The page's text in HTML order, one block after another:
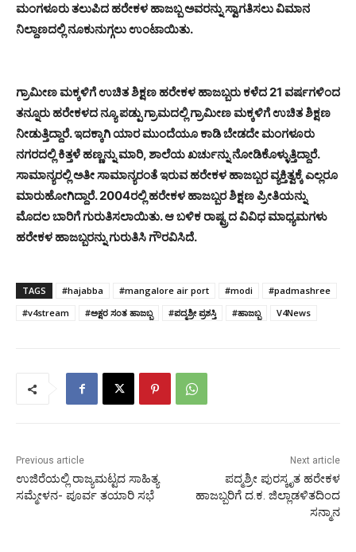
ಮಂಗಳೂರು ತಲುಪಿದ ಹರೇಕಳ ಹಾಜಬ್ಬ ಅವರನ್ನು ಸ್ವಾಗತಿಸಲು ವಿಮಾನ
ನಿಲ್ದಾಣದಲ್ಲಿ ನೂಕುನುಗ್ಗಲು ಉಂಟಾಯಿತು.
ಗ್ರಾಮೀಣ ಮಕ್ಕಳಿಗೆ ಉಚಿತ ಶಿಕ್ಷಣ ಹರೇಕಳ ಹಾಜಬ್ಬರು ಕಳೆದ 21 ವರ್ಷಗಳಿಂದ
ತನ್ನೂರು ಹರೇಕಳದ ನ್ಯೂ ಪಡ್ಪು ಗ್ರಾಮದಲ್ಲಿ ಗ್ರಾಮೀಣ ಮಕ್ಕಳಿಗೆ ಉಚಿತ ಶಿಕ್ಷಣ
ನೀಡುತ್ತಿದ್ದಾರೆ. ಇದಕ್ಕಾಗಿ ಯಾರ ಮುಂದೆಯೂ ಕಾಡಿ ಬೇಡದೇ ಮಂಗಳೂರು
ನಗರದಲ್ಲಿ ಕಿತ್ತಳೆ ಹಣ್ಣನ್ನು ಮಾರಿ, ಶಾಲೆಯ ಖರ್ಚುನ್ನು ನೋಡಿಕೊಳ್ಳುತ್ತಿದ್ದಾರೆ.
ಸಾಮಾನ್ಯರಲ್ಲಿ ಅತೀ ಸಾಮಾನ್ಯರಂತೆ ಇರುವ ಹರೇಕಳ ಹಾಜಬ್ಬರ ವ್ಯಕ್ತಿತ್ವಕ್ಕೆ ಎಲ್ಲರೂ
ಮಾರುಹೋಗಿದ್ದಾರೆ. 2004ರಲ್ಲಿ ಹರೇಕಳ ಹಾಜಬ್ಬರ ಶಿಕ್ಷಣ ಪ್ರೀತಿಯನ್ನು
ಮೊದಲ ಬಾರಿಗೆ ಗುರುತಿಸಲಾಯಿತು. ಆ ಬಳಿಕ ರಾಷ್ಟ್ರದ ವಿವಿಧ ಮಾಧ್ಯಮಗಳು
ಹರೇಕಳ ಹಾಜಬ್ಬರನ್ನು ಗುರುತಿಸಿ ಗೌರವಿಸಿದೆ.
TAGS #hajabba #mangalore air port #modi
#padmashree
#v4stream
#ಅಕ್ಷರ ಸಂತ ಹಾಜಬ್ಬ #ಪದ್ಮಶ್ರೀ ಪ್ರಶಸ್ತಿ #ಹಾಜಬ್ಬ V4News
Previous article
ಉಜಿರೆಯಲ್ಲಿ ರಾಜ್ಯಮಟ್ಟದ ಸಾಹಿತ್ಯ
ಸಮ್ಮೇಳನ- ಪೂರ್ವ ತಯಾರಿ ಸಭೆ
Next article
ಪದ್ಮಶ್ರೀ ಪುರಸ್ಕೃತ ಹರೇಕಳ
ಹಾಜಬ್ಬರಿಗೆ ದ.ಕ. ಜಿಲ್ಲಾಡಳಿತದಿಂದ
ಸನ್ಮಾನ